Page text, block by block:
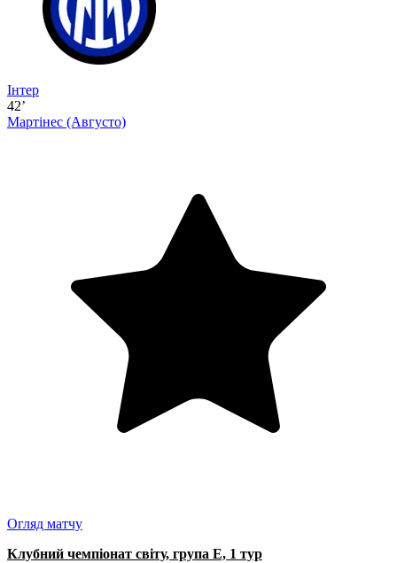
Інтер
42’
Мартінес (Августо)
Огляд матчу
Клубний чемпіонат світу, група Е, 1 тур